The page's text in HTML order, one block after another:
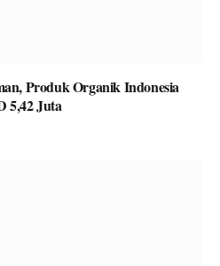
Produk Organik Indonesia
5,42 Juta